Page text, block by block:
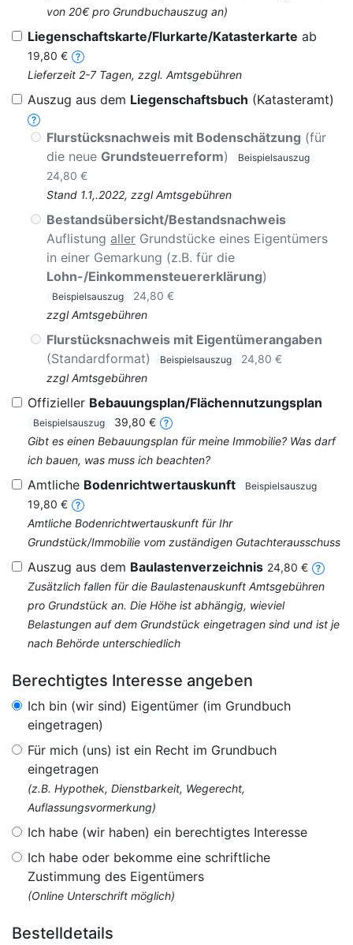
von 20€ pro Grundbuchauszug an)
Liegenschaftskarte/Flurkarte/Katasterkarte ab
19,80 €
Lieferzeit 2-7 Tagen, zzgl. Amtsgebühren
Auszug aus dem Liegenschaftsbuch (Katasteramt)
Flurstücksnachweis mit Bodenschätzung (für
die neue Grundsteuerreform) Beispielsauszug
24,80 €
Stand 1.1,.2022, zzgl Amtsgebühren
Bestandsübersicht/Bestandsnachweis
Auflistung aller Grundstücke eines Eigentümers
in einer Gemarkung (z.B. für die
Lohn-/Einkommensteuererklärung)
Beispielsauszug
24,80 €
zzgl Amtsgebühren
Flurstücksnachweis mit Eigentümerangaben
(Standardformat)
Beispielsauszug
24,80 €
zzgl Amtsgebühren
Offizieller Bebauungsplan/Flächennutzungsplan
Beispielsauszug
39,80 €
Gibt es einen Bebauungsplan für meine Immobilie? Was darf
ich bauen, was muss ich beachten?
Amtliche Bodenrichtwertauskunft Beispielsauszug
19,80 €
Amtliche Bodenrichtwertauskunft für Ihr
Grundstück/Immobilie vom zuständigen Gutachterausschuss
Auszug aus dem Baulastenverzeichnis 24,80 €
Zusätzlich fallen für die Baulastenauskunft Amtsgebühren
pro Grundstück an. Die Höhe ist abhängig, wieviel
Belastungen auf dem Grundstück eingetragen sind und ist je
nach Behörde unterschiedlich
Berechtigtes Interesse angeben
Ich bin (wir sind) Eigentümer (im Grundbuch
eingetragen)
Für mich (uns) ist ein Recht im Grundbuch
eingetragen
(z.B. Hypothek, Dienstbarkeit, Wegerecht,
Auflassungsvormerkung)
Ich habe (wir haben) ein berechtigtes Interesse
Ich habe oder bekomme eine schriftliche
Zustimmung des Eigentümers
(Online Unterschrift möglich)
Bestelldetails